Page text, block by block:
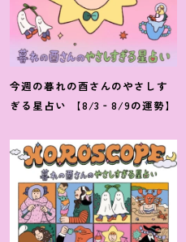
今週の暮れの酉さんのやさしす
ぎる星占い 【8/3‐8/9の運勢】